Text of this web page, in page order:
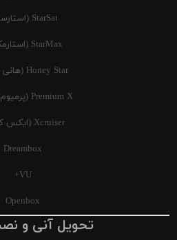
StarSat (استارست)
StarMax (استارمکس)
Honey Star (هانی استار)
Premium X (پرمیوم ایکس)
Xcruiser (ایکس کروزر)
Dreambox
VU+
Openbox
تحویل آنی و